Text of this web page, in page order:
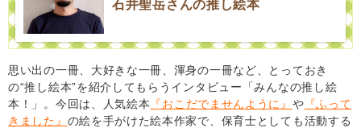
石井聖岳さんの推し絵本
思い出の一冊、大好きな一冊、渾身の一冊など、とっておき
の“推し絵本”を紹介してもらうインタビュー「みんなの推し絵
本！」。今回は、人気絵本 『おこだでませんように』 や 『ふって
きました』 の絵を手がけた絵本作家で、保育士としても活動する